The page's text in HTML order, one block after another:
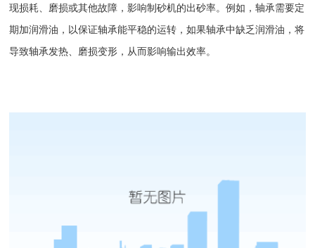
现损耗、磨损或其他故障，影响制砂机的出砂率。例如，轴承需要定
期加润滑油，以保证轴承能平稳的运转，如果轴承中缺乏润滑油，将
导致轴承发热、磨损变形，从而影响输出效率。